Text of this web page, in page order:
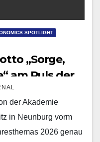
SPOTLIGHT
„Sorge,
am Puls der
der Akademie
in Neunburg vorm
2026 genau